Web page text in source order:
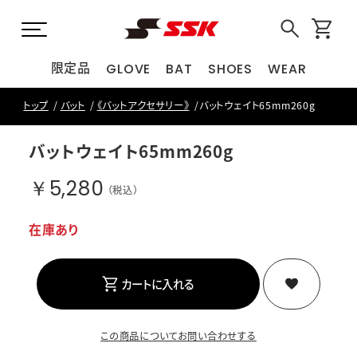
限定品 GLOVE BAT SHOES WEAR
トップ バット 《バットアクセサリー》 バットウェイト65mm260g
バットウェイト65mm260g
￥5,280 （税込）
在庫あり
カートに入れる
この商品についてお問い合わせする